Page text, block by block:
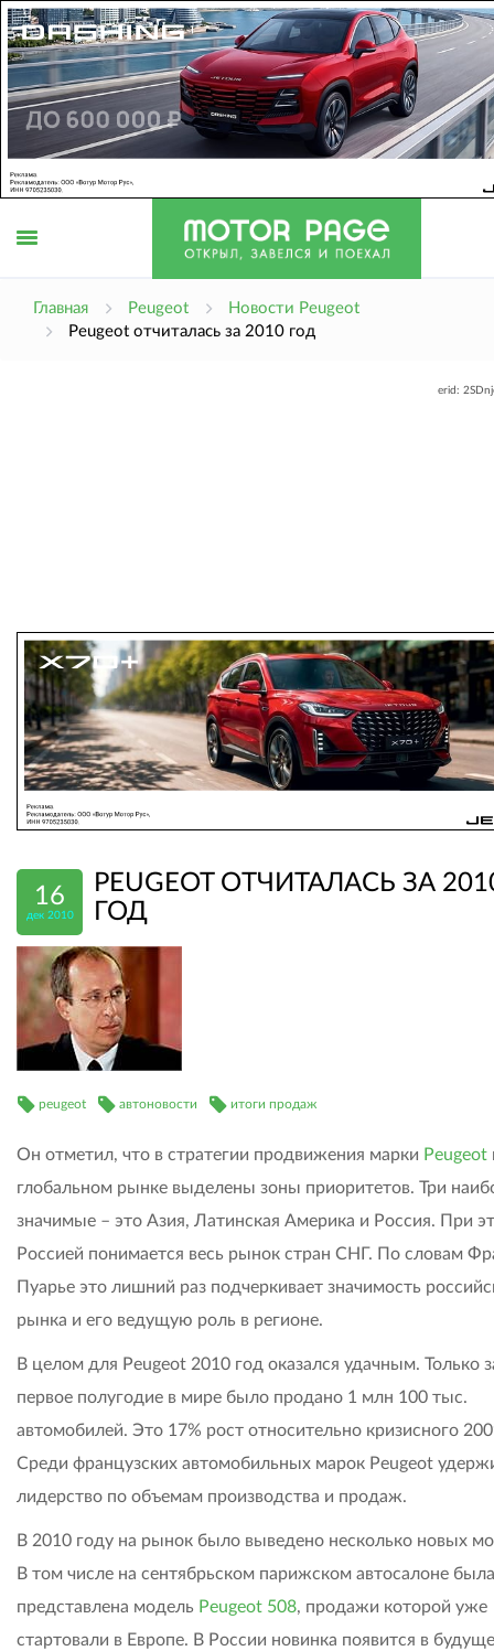
Главная Peugeot
Новости Peugeot
Peugeot отчиталась за 2010 год
erid:
16
дек 2010
PEUGEOT ОТЧИТАЛАСЬ ЗА
ГОД
peugeot автоновости итоги продаж
Он отметил, что в стратегии продвижения марки Peugeot
глобальном рынке выделены зоны приоритетов. Три
значимые – это Азия, Латинская Америка и Россия. При
Россией понимается весь рынок стран СНГ. По словам
Пуарье это лишний раз подчеркивает значимость
рынка и его ведущую роль в регионе.
В целом для Peugeot 2010 год оказался удачным. Только
первое полугодие в мире было продано 1 млн 100 тыс.
автомобилей. Это 17% рост относительно кризисного
Среди французских автомобильных марок Peugeot
лидерство по объемам производства и продаж.
В 2010 году на рынок было выведено несколько новых
В том числе на сентябрьском парижском автосалоне была
представлена модель Peugeot 508, продажи которой уже
стартовали в Европе. В России новинка появится в